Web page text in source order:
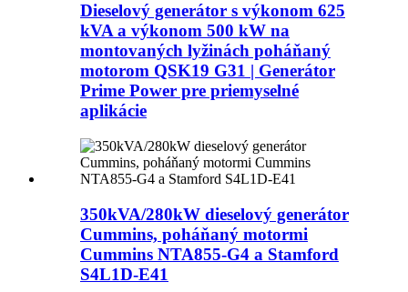
Dieselový generátor s výkonom 625
kVA a výkonom 500 kW na
montovaných lyžinách poháňaný
motorom QSK19 G31 | Generátor
Prime Power pre priemyselné
aplikácie
350kVA/280kW dieselový generátor
Cummins, poháňaný motormi
Cummins NTA855-G4 a Stamford
S4L1D-E41